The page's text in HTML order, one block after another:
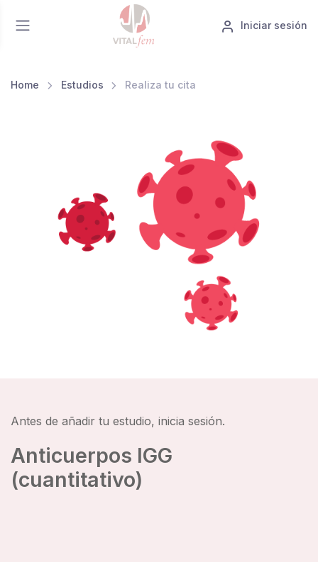
Iniciar sesión
Home Estudios Realiza tu cita
Antes de añadir tu estudio, inicia sesión.
Anticuerpos IGG
(cuantitativo)